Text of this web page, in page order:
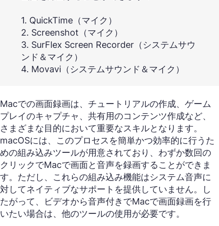
1. QuickTime（マイク）
2. Screenshot（マイク）
3. SurFlex Screen Recorder（システムサウ
ンド＆マイク）
4. Movavi（システムサウンド＆マイク）
Macでの画面録画は、チュートリアルの作成、ゲーム
プレイのキャプチャ、共有用のコンテンツ作成など、
さまざまな目的において重要なスキルとなります。
macOSには、このプロセスを簡単かつ効率的に行うた
めの組み込みツールが用意されており、わずか数回の
クリックでMacで画面と音声を録画することができま
す。ただし、これらの組み込み機能はシステム音声に
対してネイティブなサポートを提供していません。し
たがって、ビデオから音声付きでMacで画面録画を行
いたい場合は、他のツールの使用が必要です。